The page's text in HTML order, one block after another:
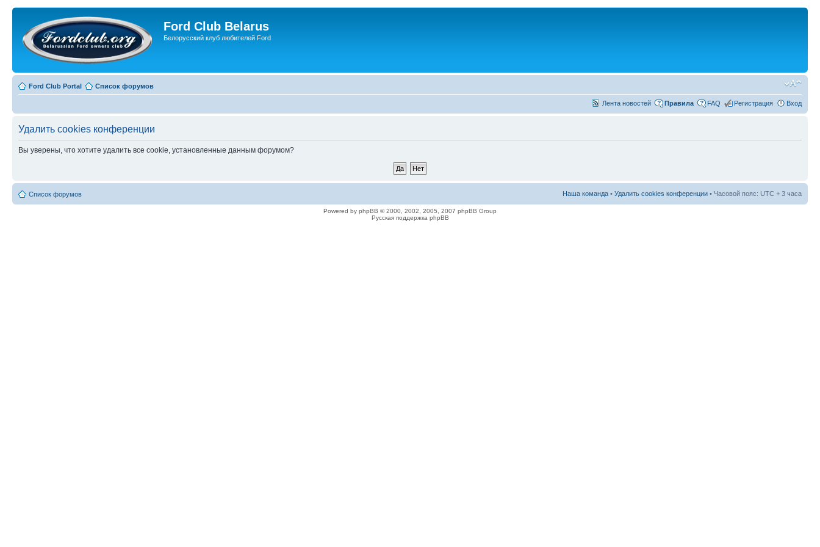
Ford Club Belarus
Белорусский клуб любителей Ford
Ford Club Portal Список форумов
Лента новостей Правила FAQ Регистрация Вход
Удалить cookies конференции
Вы уверены, что хотите удалить все cookie, установленные данным форумом?
Список форумов Наша команда • Удалить cookies конференции • Часовой пояс: UTC + 3 часа
Powered by phpBB © 2000, 2002, 2005, 2007 phpBB Group
Русская поддержка phpBB